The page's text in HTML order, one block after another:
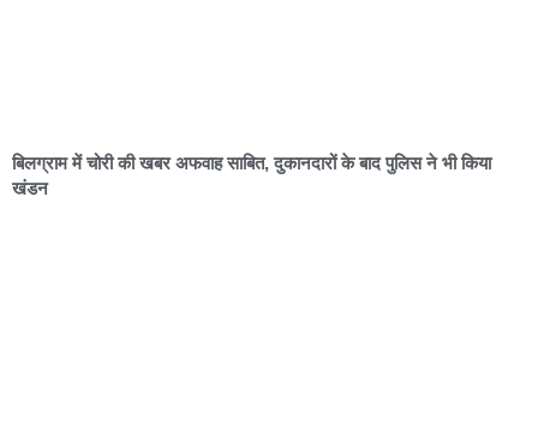
बिलग्राम में चोरी की खबर अफवाह साबित, दुकानदारों के बाद पुलिस ने भी किया
खंडन